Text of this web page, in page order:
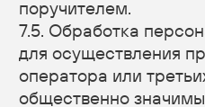
физических лиц, иностранных
которым планируется
персональных данных,
11. Конфиденциальность
Оператор и иные лица,
к персональным данным,